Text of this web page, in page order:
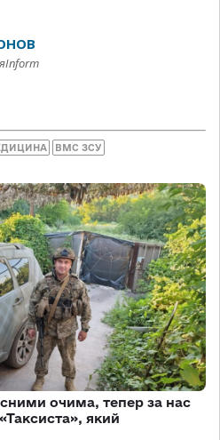
ВМС ЗСУ
очима, тепер за нас
який